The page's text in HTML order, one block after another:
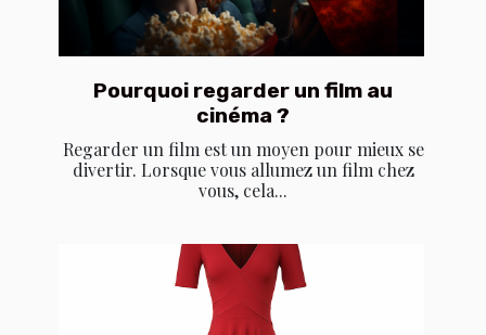
Pourquoi regarder un film au
cinéma ?
Regarder un film est un moyen pour mieux se
divertir. Lorsque vous allumez un film chez
vous, cela...